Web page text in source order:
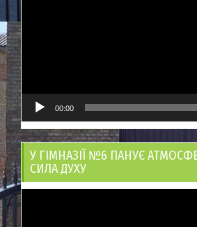
00:00
У ГІМНАЗІЇ №6 ПАНУЄ
СИЛА ДУХУ